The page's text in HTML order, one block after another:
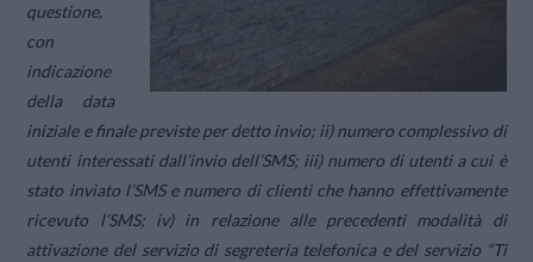
questione,
con
indicazione
della data
iniziale e finale previste per detto invio; ii) numero complessivo di
utenti interessati dall’invio dell’SMS; iii) numero di utenti a cui è
stato inviato l’SMS e numero di clienti che hanno effettivamente
ricevuto l’SMS; iv) in relazione alle precedenti modalità di
attivazione del servizio di segreteria telefonica e del servizio “Ti